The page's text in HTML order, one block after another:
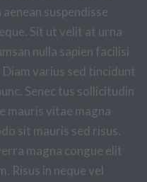
suspendisse
Sit ut velit at urna
nulla sapien facilisi
varius sed tincidunt
Senec tus sollicitudin
mauris vitae magna
sit mauris sed risus.
magna congue elit
Risus in neque vel